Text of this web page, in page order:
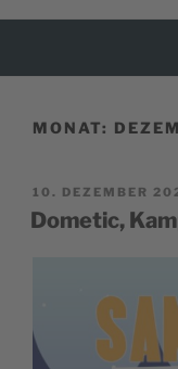
MONAT:
POSTED
ON
10. DEZEMBER
Dometic,